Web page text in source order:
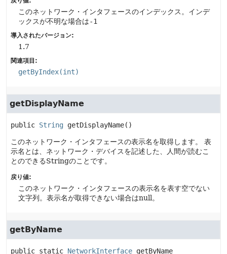
このネットワーク・インタフェースのインデックス。インデ
ックスが不明な場合は-1
導入されたバージョン:
1.7
関連項目:
getByIndex(int)
getDisplayName
public String getDisplayName()
このネットワーク・インタフェースの表示名を取得します。
表
示名とは、ネットワーク・デバイスを記述した、人間が読むこ
とのできるStringのことです。
戻り値:
このネットワーク・インタフェースの表示名を表す空でない
文字列。表示名が取得できない場合はnull。
getByName
public static NetworkInterface getByName